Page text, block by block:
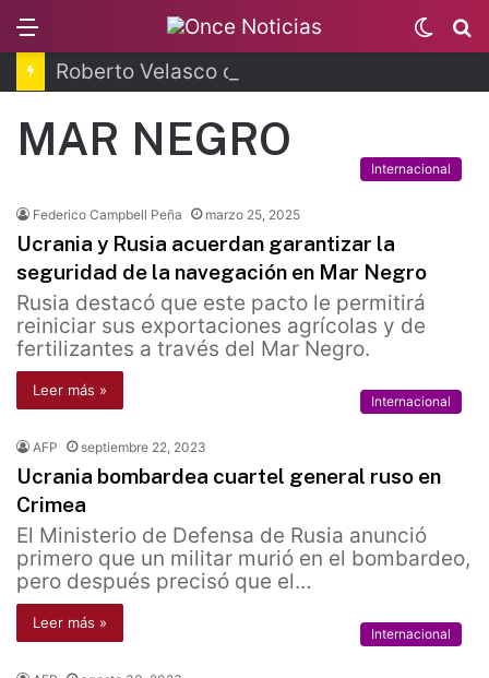
Switch
skin
MAR NEGRO
Internacional
Federico Campbell Peña marzo 25, 2025
Ucrania y Rusia acuerdan garantizar la
seguridad de la navegación en Mar Negro
Rusia destacó que este pacto le permitirá
reiniciar sus exportaciones agrícolas y de
fertilizantes a través del Mar Negro.
Leer más »
Internacional
AFP septiembre 22, 2023
Ucrania bombardea cuartel general ruso en
Crimea
El Ministerio de Defensa de Rusia anunció
primero que un militar murió en el bombardeo,
pero después precisó que el…
Leer más »
Internacional